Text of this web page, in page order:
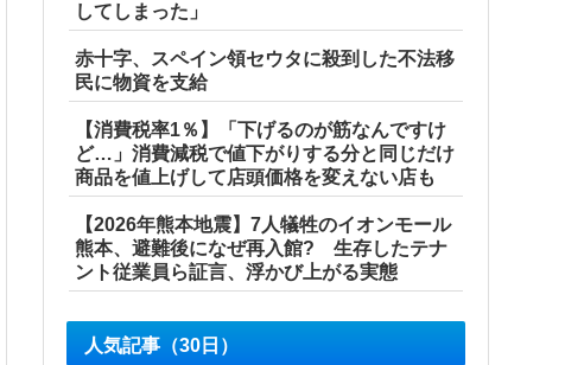
で断ると私に直接LINEしてきて絶句←大人しく自宅の風呂に
してしまった」
赤十字、スペイン領セウタに殺到した不法移
民に物資を支給
【消費税率1％】「下げるのが筋なんですけ
ど…」消費減税で値下がりする分と同じだけ
商品を値上げして店頭価格を変えない店も
【2026年熊本地震】7人犠牲のイオンモール
熊本、避難後になぜ再入館? 生存したテナ
ント従業員ら証言、浮かび上がる実態
人気記事（30日）